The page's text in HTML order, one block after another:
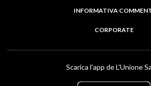
INFORMATIVA
CORPORATE
Scarica l'app de L'Unione